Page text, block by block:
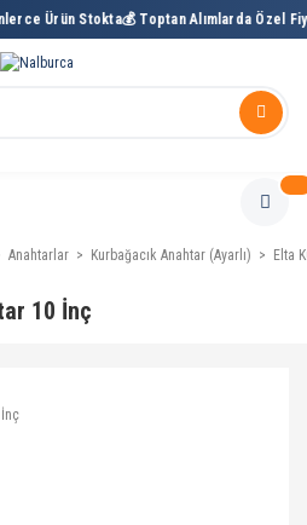
Ürün Stokta 💰 Toptan Alımlarda Özel Fiyat
Anahtarlar Kurbağacık Anahtar (Ayarlı) Elta
10 İnç